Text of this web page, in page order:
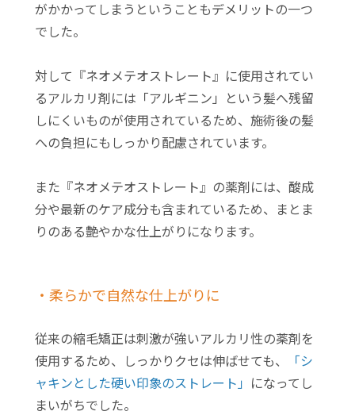
がかかってしまうということもデメリットの一つ
でした。
対して『ネオメテオストレート』に使用されてい
るアルカリ剤には「アルギニン」という髪へ残留
しにくいものが使用されているため、施術後の髪
への負担にもしっかり配慮されています。
また『ネオメテオストレート』の薬剤には、酸成
分や最新のケア成分も含まれているため、まとま
りのある艶やかな仕上がりになります。
・柔らかで自然な仕上がりに
従来の縮毛矯正は刺激が強いアルカリ性の薬剤を
使用するため、しっかりクセは伸ばせても、
「シ
ャキンとした硬い印象のストレート」 になってし
まいがちでした。